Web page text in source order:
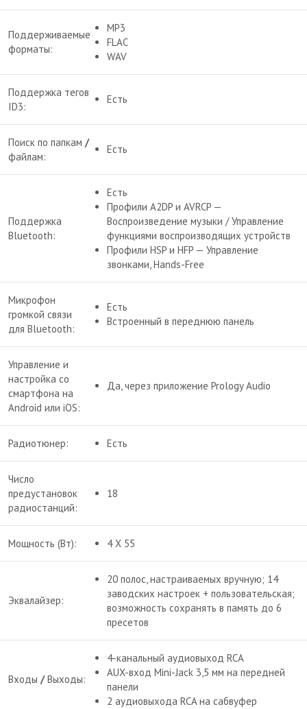
Поддерживаемые
форматы:
MP3
FLAC
WAV
Поддержка тегов
ID3:
Есть
Поиск по папкам /
файлам:
Есть
Поддержка
Bluetooth:
Есть
Профили A2DP и AVRCP —
Воспроизведение музыки / Управление
функциями воспроизводящих устройств
Профили HSP и HFP — Управление
звонками, Hands-Free
Микрофон
громкой связи
для Bluetooth:
Есть
Встроенный в переднюю панель
Управление и
настройка со
смартфона на
Android или iOS:
Да, через приложение Prology Audio
Радиотюнер: Есть
Число
предустановок
радиостанций:
18
Мощность (Вт): 4 X 55
Эквалайзер:
20 полос, настраиваемых вручную; 14
заводских настроек + пользовательская;
возможность сохранять в память до 6
пресетов
Входы /Выходы:
4-канальный аудиовыход RCA
AUX-вход Mini-Jack 3,5 мм на передней
панели
2 аудиовыхода RCA на сабвуфер